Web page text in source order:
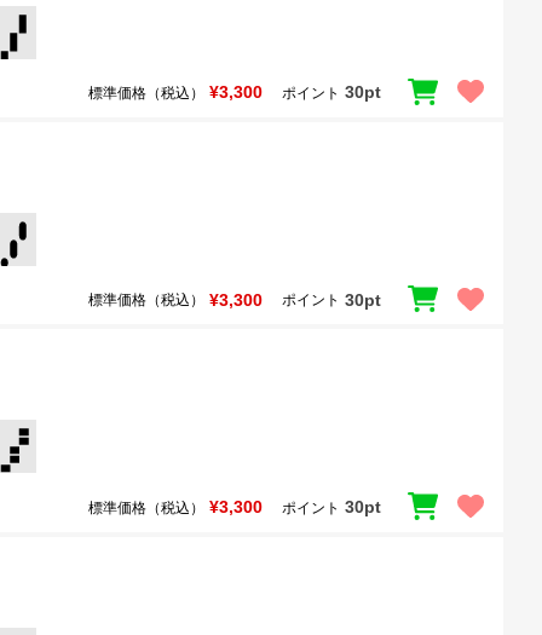
標準価格（税込） ¥3,300 ポイント 30pt
標準価格（税込） ¥3,300 ポイント 30pt
標準価格（税込） ¥3,300 ポイント 30pt